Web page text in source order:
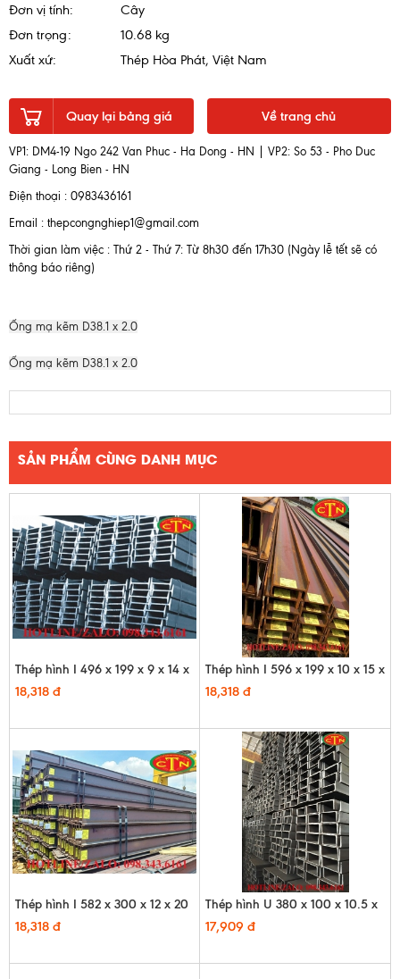
Đơn vị tính:
Cây
Đơn trọng:
10.68 kg
Xuất xứ:
Thép Hòa Phát, Việt Nam
Quay lại bảng giá Về trang chủ
VP1: DM4-19 Ngo 242 Van Phuc - Ha Dong - HN | VP2: So 53 - Pho Duc
Giang - Long Bien - HN
Điện thoại : 0983436161
Email : thepcongnghiep1@gmail.com
Thời gian làm việc : Thứ 2 - Thứ 7: Từ 8h30 đến 17h30 (Ngày lễ tết sẽ có
thông báo riêng)
Ống mạ kẽm D38.1 x 2.0
Ống mạ kẽm D38.1 x 2.0
SẢN PHẨM CÙNG DANH MỤC
Thép hình I 496 x 199 x 9 x 14 x
12m
18,318 đ
Thép hình I 596 x 199 x 10 x 15 x
12m
18,318 đ
Thép hình I 582 x 300 x 12 x 20
x 12m
18,318 đ
Thép hình U 380 x 100 x 10.5 x
16 x 12m - HQ
17,909 đ